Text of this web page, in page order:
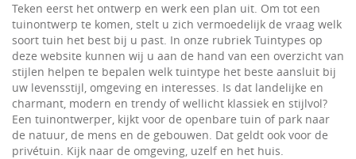
Teken eerst het ontwerp en werk een plan uit. Om tot een
tuinontwerp te komen, stelt u zich vermoedelijk de vraag welk
soort tuin het best bij u past. In onze rubriek Tuintypes op
deze website kunnen wij u aan de hand van een overzicht van
stijlen helpen te bepalen welk tuintype het beste aansluit bij
uw levensstijl, omgeving en interesses. Is dat landelijke en
charmant, modern en trendy of wellicht klassiek en stijlvol?
Een tuinontwerper, kijkt voor de openbare tuin of park naar
de natuur, de mens en de gebouwen. Dat geldt ook voor de
privétuin. Kijk naar de omgeving, uzelf en het huis.